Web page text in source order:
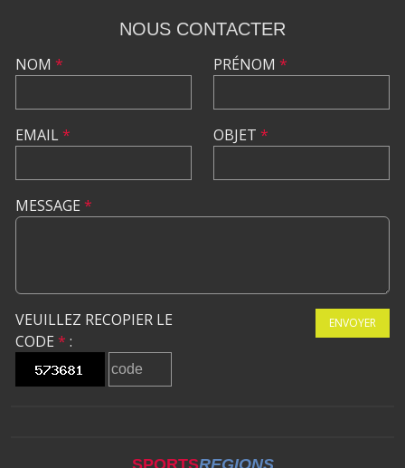
NOUS CONTACTER
NOM *
EMAIL*
PRÉNOM *
OBJET *
MESSAGE *
VEUILLEZ RECOPIER LE
CODE * :
ENVOYER
SPORTSREGIONS